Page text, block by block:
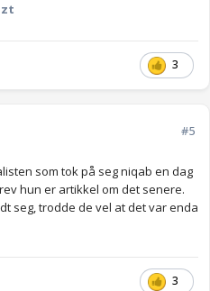
3
#5
som tok på seg niqab en dag
hun er artikkel om det senere.
seg, trodde de vel at det var enda
3